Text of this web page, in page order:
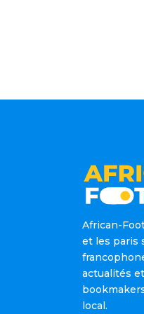
African-
et les paris
actualités
local.